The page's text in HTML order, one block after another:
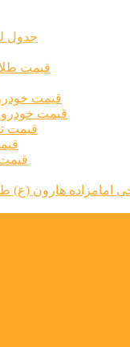
جدول
قیمت
قیمت
قیمت
قیمت
امامزاده هارون (ع)